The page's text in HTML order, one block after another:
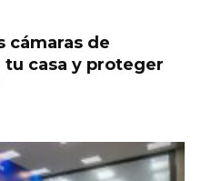
cámaras de
casa y proteger